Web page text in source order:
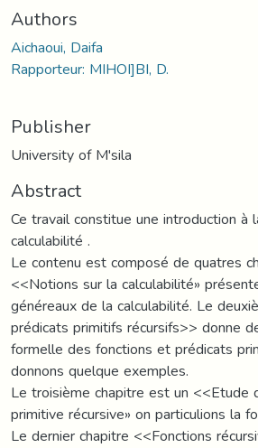
Authors
Aichaoui, Daifa
Rapporteur: MIHOI]BI, D.
Publisher
University of M'sila
Abstract
Ce travail constitue une introduction à
calculabilité .
Le contenu est composé de quatres
<<Notions sur la calculabilité»
généreaux de la calculabilité. Le
prédicats primitifs récursifs>> donne
formelle des fonctions et prédicats
donnons quelque exemples.
Le troisième chapitre est un <<Etude
primitive récursive» on particulions la
Le dernier chapitre <<Fonctions